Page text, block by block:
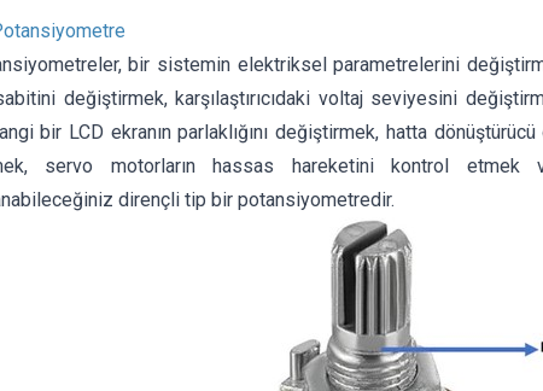
bir sistemin elektriksel parametrelerini
değiştirmek, karşılaştırıcıdaki voltaj seviyesini
bir LCD ekranın parlaklığını değiştirmek, hatta
servo motorların hassas hareketini kontrol etmek
dirençli tip bir potansiyometredir.